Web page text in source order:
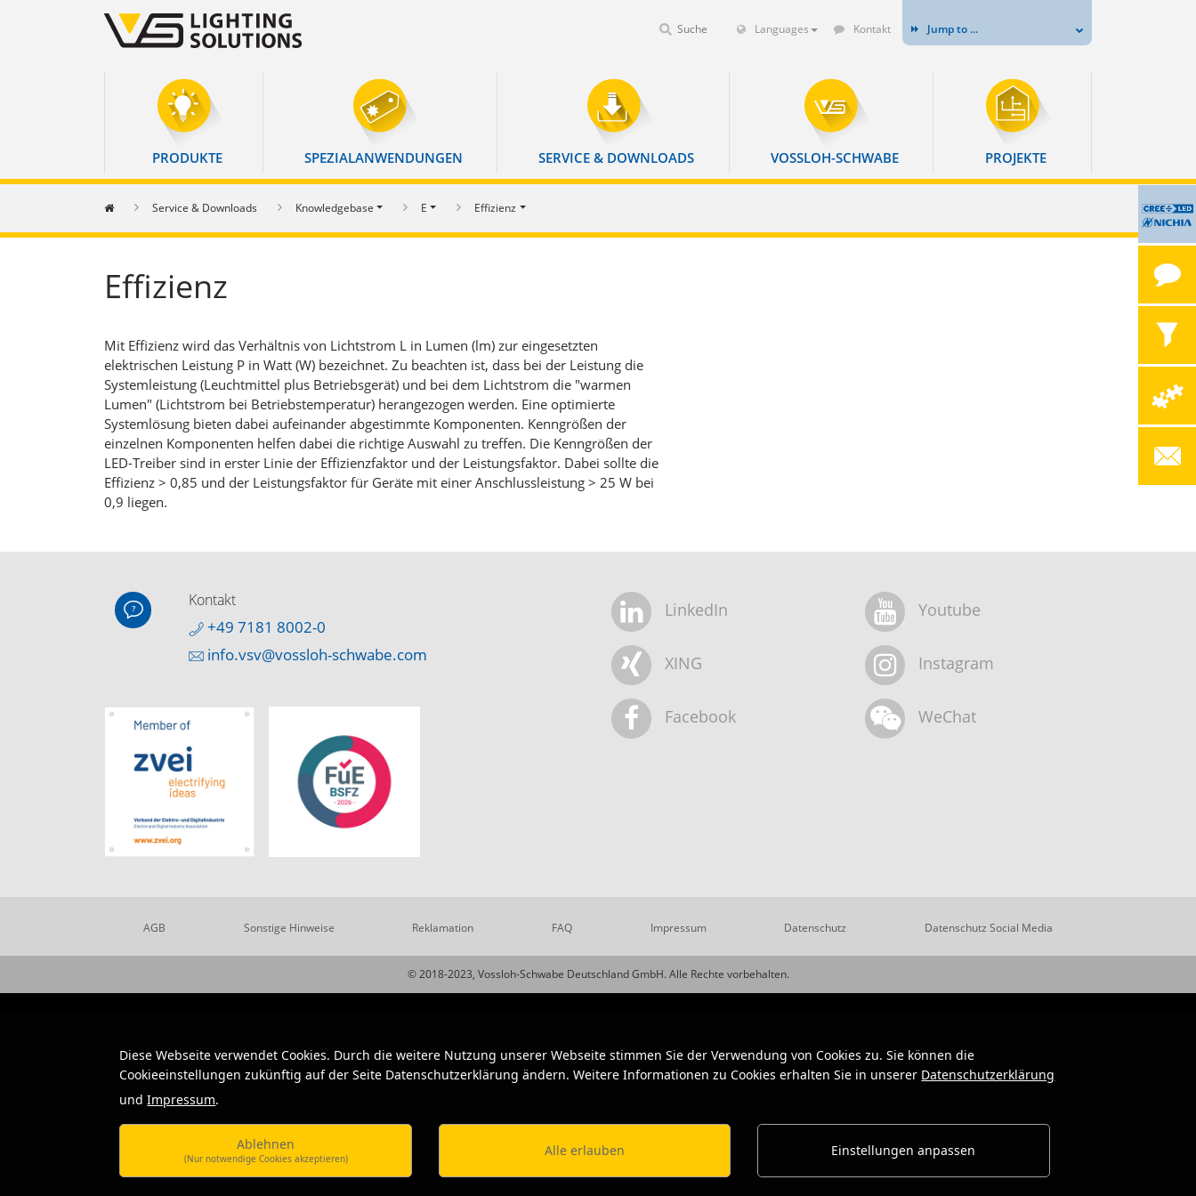
Languages Kontakt Jump to ...
PRODUKTE SPEZIALANWENDUNGEN SERVICE & DOWNLOADS VOSSLOH-SCHWABE
PROJEKTE
Service & Downloads Knowledgebase E Effizienz
Effizienz
Mit Effizienz wird das Verhältnis von Lichtstrom L in Lumen (lm) zur eingesetzten
elektrischen Leistung P in Watt (W) bezeichnet. Zu beachten ist, dass bei der Leistung die
Systemleistung (Leuchtmittel plus Betriebsgerät) und bei dem Lichtstrom die "warmen
Lumen" (Lichtstrom bei Betriebstemperatur) herangezogen werden. Eine optimierte
Systemlösung bieten dabei aufeinander abgestimmte Komponenten. Kenngrößen der
einzelnen Komponenten helfen dabei die richtige Auswahl zu treffen. Die Kenngrößen der
LED-Treiber sind in erster Linie der Effizienzfaktor und der Leistungsfaktor. Dabei sollte die
Effizienz > 0,85 und der Leistungsfaktor für Geräte mit einer Anschlussleistung > 25 W bei
0,9 liegen.
Kontakt
+49 7181 8002-0
info.vsv@vossloh-schwabe.com
LinkedIn
XING
Facebook
Youtube
Instagram
WeChat
AGB Sonstige Hinweise Reklamation FAQ Impressum Datenschutz Datenschutz Social Media
© 2018-2023, Vossloh-Schwabe Deutschland GmbH. Alle Rechte vorbehalten.
Diese Webseite verwendet Cookies. Durch die weitere Nutzung unserer Webseite stimmen Sie der Verwendung von Cookies zu. Sie können die
Cookieeinstellungen zukünftig auf der Seite Datenschutzerklärung ändern. Weitere Informationen zu Cookies erhalten Sie in unserer Datenschutzerklärung
undImpressum.
Ablehnen
(Nur notwendige Cookies akzeptieren) Alle erlauben Einstellungen anpassen